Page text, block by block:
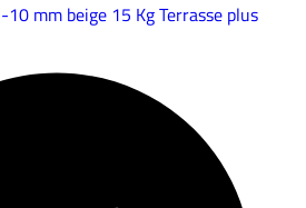
mm beige 15 Kg Terrasse plus